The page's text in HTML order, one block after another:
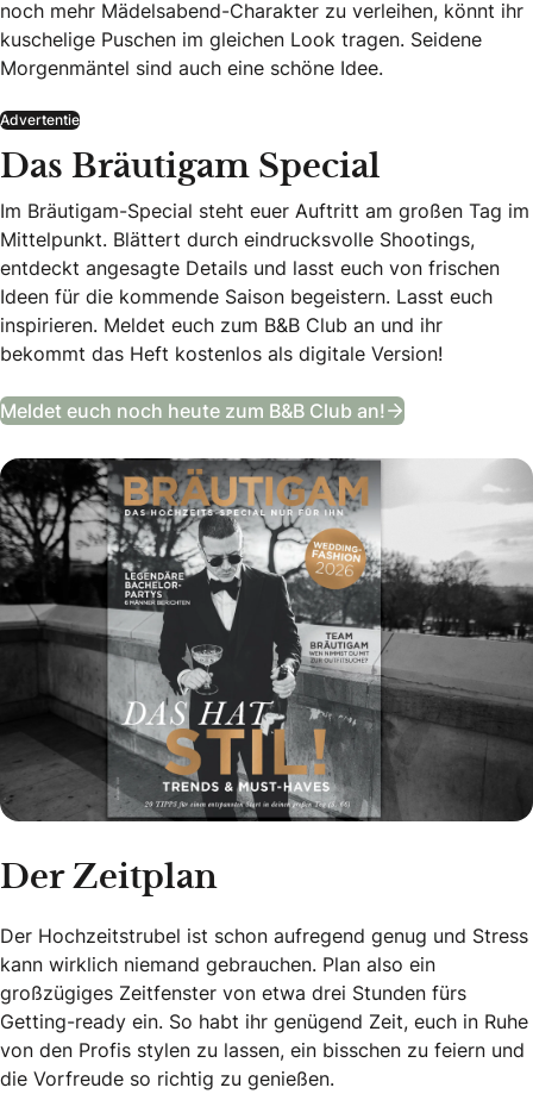
noch mehr Mädelsabend-Charakter zu verleihen, könnt ihr
kuschelige Puschen im gleichen Look tragen. Seidene
Morgenmäntel sind auch eine schöne Idee.
Advertentie
Das Bräutigam Special
Im Bräutigam-Special steht euer Auftritt am großen Tag im
Mittelpunkt. Blättert durch eindrucksvolle Shootings,
entdeckt angesagte Details und lasst euch von frischen
Ideen für die kommende Saison begeistern. Lasst euch
inspirieren. Meldet euch zum B&B Club an und ihr
bekommt das Heft kostenlos als digitale Version!
Meldet euch noch heute zum B&B Club an! Das
Der Zeitplan
Der Hochzeitstrubel ist schon aufregend genug und Stress
kann wirklich niemand gebrauchen. Plan also ein
großzügiges Zeitfenster von etwa drei Stunden fürs
Getting-ready ein. So habt ihr genügend Zeit, euch in Ruhe
von den Profis stylen zu lassen, ein bisschen zu feiern und
die Vorfreude so richtig zu genießen.